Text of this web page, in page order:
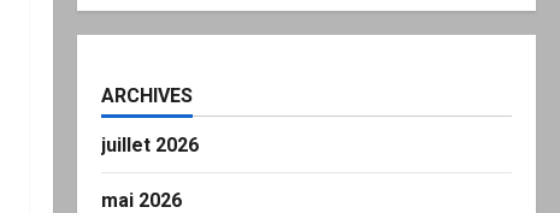
ARCHIVES
juillet 2026
mai 2026